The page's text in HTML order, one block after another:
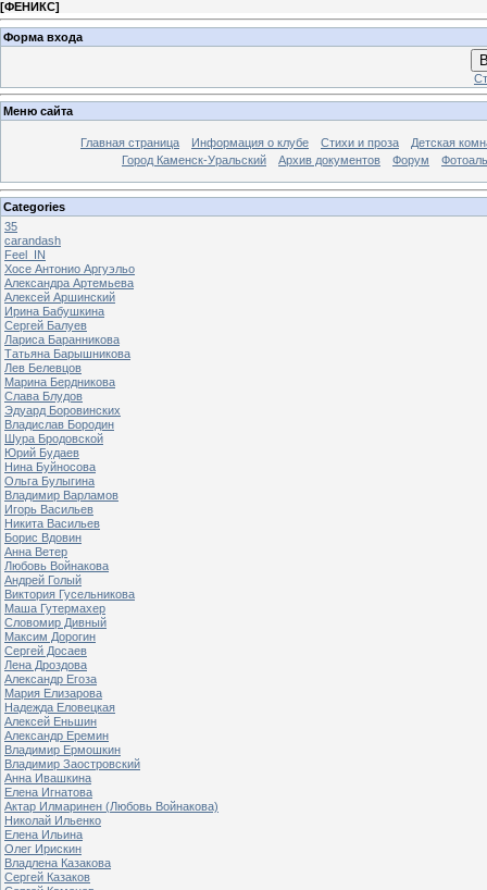
[ФЕНИКС]
Форма входа
Меню сайта
Главная страница Информация о клубе Стихи и проза
Детская
Город Каменск-Уральский
Архив документов Форум
Categories
35
carandash
Feel_IN
Хосе Антонио Аргуэльо
Александра Артемьева
Алексей Аршинский
Ирина Бабушкина
Сергей Балуев
Лариса Баранникова
Татьяна Барышникова
Лев Белевцов
Марина Бердникова
Слава Блудов
Эдуард Боровинских
Владислав Бородин
Шура Бродовской
Юрий Будаев
Нина Буйносова
Ольга Булыгина
Владимир Варламов
Игорь Васильев
Никита Васильев
Борис Вдовин
Анна Ветер
Любовь Войнакова
Андрей Голый
Виктория Гусельникова
Маша Гутермахер
Словомир Дивный
Максим Дорогин
Сергей Досаев
Лена Дроздова
Александр Егоза
Мария Елизарова
Надежда Еловецкая
Алексей Еньшин
Александр Еремин
Владимир Ермошкин
Владимир Заостровский
Анна Ивашкина
Елена Игнатова
Актар Илмаринен (Любовь Войнакова)
Николай Ильенко
Елена Ильина
Олег Ирискин
Владлена Казакова
Сергей Казаков